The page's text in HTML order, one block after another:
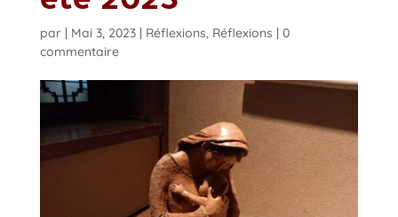
par Mai 3, 2023| Réflexions, Réflexions
0
commentaire